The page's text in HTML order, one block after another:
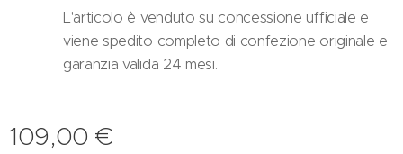
L'articolo è venduto su concessione ufficiale e
viene spedito completo di confezione originale e
garanzia valida 24 mesi.
109,00 €